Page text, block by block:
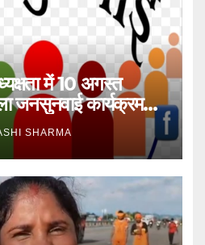
में 10 अगस्त
जनसुनवाई कार्यक्रम
SHARMA